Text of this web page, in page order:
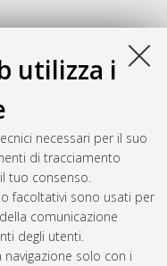
utilizza i
necessari per il suo
di tracciamento
tuo consenso.
facoltativi sono usati per
comunicazione
degli utenti.
solo con i